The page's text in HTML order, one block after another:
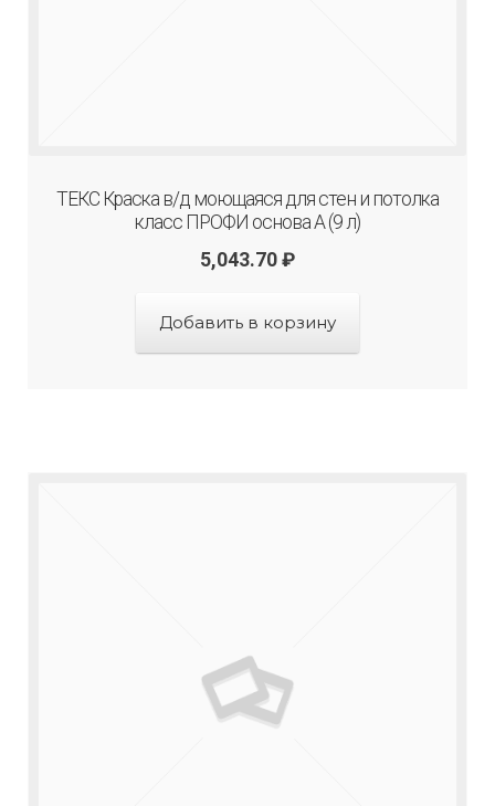
ТЕКС Краска в/д моющаяся для стен и потолка
класс ПРОФИ основа А (9 л)
5,043.70 ₽
Добавить в корзину